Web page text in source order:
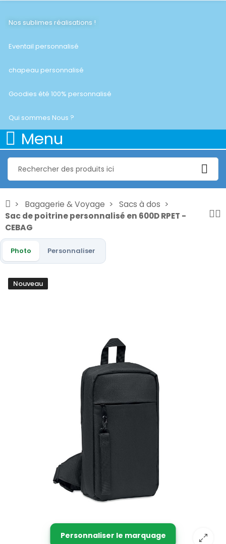
Nos sublimes réalisations !
Eventail personnalisé
chapeau personnalisé
Goodies été 100% personnalisé
Qui sommes Nous ?
Menu
Bagagerie & Voyage
Sacs à dos
Sac de poitrine personnalisé en 600D RPET -
CEBAG
Photo Personnaliser
Nouveau
Personnaliser le marquage